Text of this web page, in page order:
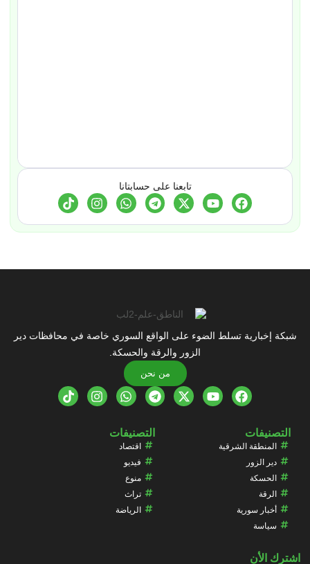
تابعنا على حسابتانا
شبكة إخبارية تسلط الضوء على الواقع السوري خاصة في محافظات دير
الزور والرقة والحسكة.
من نحن
التصنيفات
المنطقة الشرقية
دير الزور
الحسكة
الرقة
أخبار سورية
سياسة
التصنيفات
اقتصاد
فيديو
منوع
تراث
الرياضة
اشترك الأن